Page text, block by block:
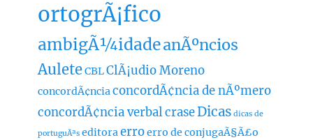
ortogrÃ¡fico
ambigÃ¼idadeanÃºncios
AuleteCBLClÃ¡udio Moreno
concordÃ¢nciaconcordÃ¢ncia de nÃºmero
concordÃ¢ncia verbalcraseDicas dicas de
portuguÃªs editoraerroerro de conjugaÃ§Ã£o